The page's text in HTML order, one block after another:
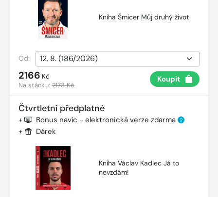
Kniha Šmicer Můj druhý život
Od:
2166 Kč
Na stánku:2173 Kč
Koupit
Čtvrtletní předplatné
+ Bonus navíc - elektronická verze zdarma ?
+ Dárek
Kniha Václav Kadlec Já to
nevzdám!